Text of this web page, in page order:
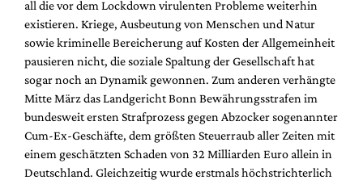
Shop / Abo
Newsletter
Redaktion
Autor:innen
Partner
Mediadaten
Suche
all die vor dem Lockdown virulenten Probleme weiterhin
existieren. Kriege, Ausbeutung von Menschen und Natur
sowie kriminelle Bereicherung auf Kosten der Allgemeinheit
pausieren nicht, die soziale Spaltung der Gesellschaft hat
sogar noch an Dynamik gewonnen. Zum anderen verhängte
Mitte März das Landgericht Bonn Bewährungsstrafen im
bundesweit ersten Strafprozess gegen Abzocker sogenannter
Cum-Ex-Geschäfte, dem größten Steuerraub aller Zeiten mit
einem geschätzten Schaden von 32 Milliarden Euro allein in
Deutschland. Gleichzeitig wurde erstmals höchstrichterlich